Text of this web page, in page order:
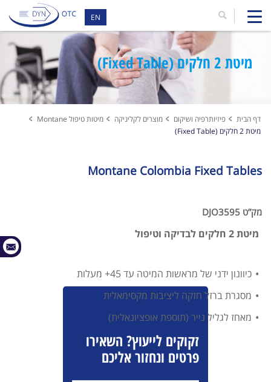
EN
מיטת 2 חלקים (Fixed Table)
דף הבית פיזיותרפיה ושיקום מוצרים לקליניקה
מיטות טיפול Montane
מיטת 2 חלקים (Fixed Table)
Montane Colombia Fixed Tables
מק”ט DJO3595
מיטת 2 חלקים לבדיקה וטיפול
כיוונון ידני של מראשות המיטה עד 45+ מעלות
מסגרת ברזל חזקה ליציבות מקסימאלית
מאחז לגליל נייר (תוספת אופציונאלית)
זקוקים לייעוץ? השאירו
פרטים ונחזור אליכם